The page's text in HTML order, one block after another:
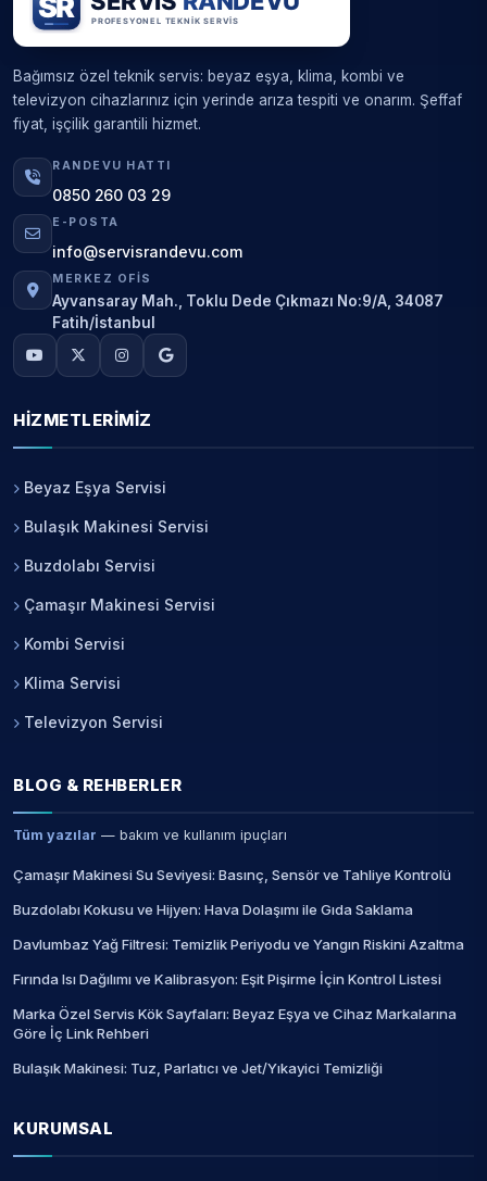
Bağımsız özel teknik servis: beyaz eşya, klima, kombi ve
televizyon cihazlarınız için yerinde arıza tespiti ve onarım. Şeffaf
fiyat, işçilik garantili hizmet.
RANDEVU HATTI
0850 260 03 29
E-POSTA
info@servisrandevu.com
MERKEZ OFIS
Ayvansaray Mah., Toklu Dede Çıkmazı No:9/A, 34087
Fatih/İstanbul
HIZMETLERIMIZ
Beyaz Eşya Servisi
Bulaşık Makinesi Servisi
Buzdolabı Servisi
Çamaşır Makinesi Servisi
Kombi Servisi
Klima Servisi
Televizyon Servisi
BLOG & REHBERLER
Tüm yazılar — bakım ve kullanım ipuçları
Çamaşır Makinesi Su Seviyesi: Basınç, Sensör ve Tahliye Kontrolü
Buzdolabı Kokusu ve Hijyen: Hava Dolaşımı ile Gıda Saklama
Davlumbaz Yağ Filtresi: Temizlik Periyodu ve Yangın Riskini Azaltma
Fırında Isı Dağılımı ve Kalibrasyon: Eşit Pişirme İçin Kontrol Listesi
Marka Özel Servis Kök Sayfaları: Beyaz Eşya ve Cihaz Markalarına
Göre İç Link Rehberi
Bulaşık Makinesi: Tuz, Parlatıcı ve Jet/Yıkayici Temizliği
KURUMSAL